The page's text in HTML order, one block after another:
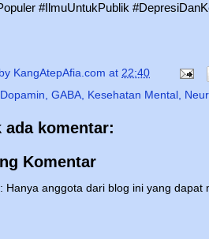
#IlmuUntukPublik
KangAtepAfia.com at 22:40
Dopamin GABA Kesehatan Mental
ada komentar:
Komentar
Hanya anggota dari blog ini yang dapat